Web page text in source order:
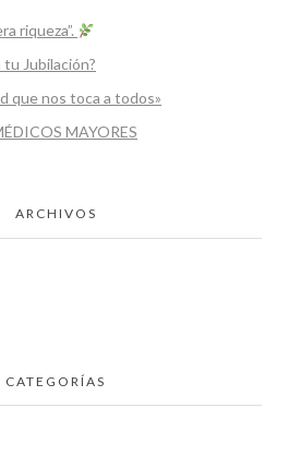
riqueza”.
tu Jubilación?
que nos toca a todos»
MAYORES
ARCHIVOS
CATEGORÍAS